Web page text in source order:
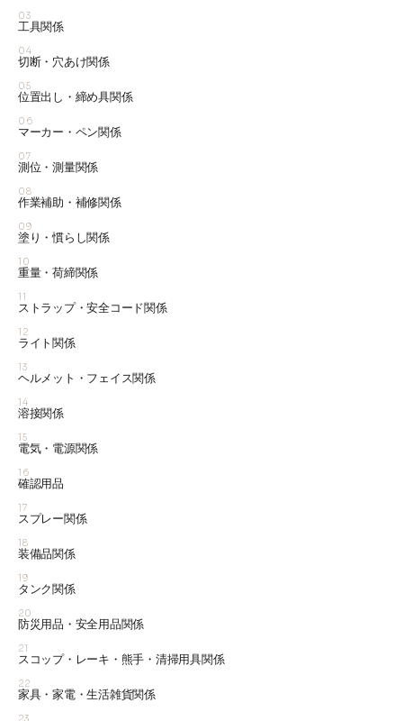
03
工具関係
04
切断・穴あけ関係
05
位置出し・締め具関係
06
マーカー・ペン関係
07
測位・測量関係
08
作業補助・補修関係
09
塗り・慣らし関係
10
重量・荷締関係
11
ストラップ・安全コード関係
12
ライト関係
13
ヘルメット・フェイス関係
14
溶接関係
15
電気・電源関係
16
確認用品
17
スプレー関係
18
装備品関係
19
タンク関係
20
防災用品・安全用品関係
21
スコップ・レーキ・熊手・清掃用具関係
22
家具・家電・生活雑貨関係